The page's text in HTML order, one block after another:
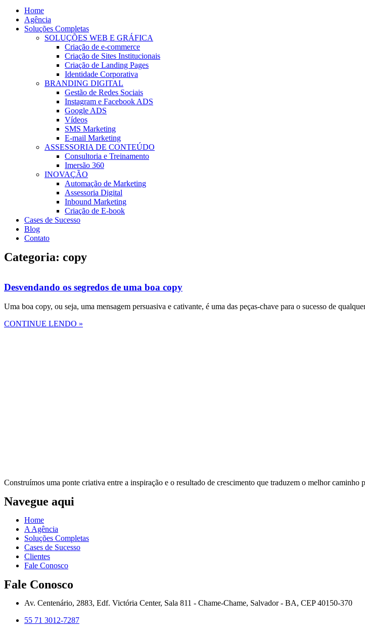
Home
Agência
Soluções Completas
SOLUÇÕES WEB E GRÁFICA
Criação de e-commerce
Criação de Sites Institucionais
Criação de Landing Pages
Identidade Corporativa
BRANDING DIGITAL
Gestão de Redes Sociais
Instagram e Facebook ADS
Google ADS
Vídeos
SMS Marketing
E-mail Marketing
ASSESSORIA DE CONTEÚDO
Consultoria e Treinamento
Imersão 360
INOVAÇÃO
Automação de Marketing
Assessoria Digital
Inbound Marketing
Criação de E-book
Cases de Sucesso
Blog
Contato
Categoria: copy
Desvendando os segredos de uma boa copy
Uma boa copy, ou seja, uma mensagem persuasiva e cativante, é uma das peças-chave para o sucesso de
CONTINUE LENDO »
Construímos uma ponte criativa entre a inspiração e o resultado de crescimento que traduzem o melhor
Navegue aqui
Home
A Agência
Soluções Completas
Cases de Sucesso
Clientes
Fale Conosco
Fale Conosco
Av. Centenário, 2883, Edf. Victória Center, Sala 811 - Chame-Chame, Salvador - BA, CEP 40150-370
55 71 3012-7287